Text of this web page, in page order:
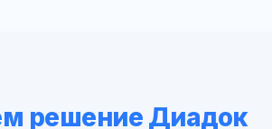
решение Диадок